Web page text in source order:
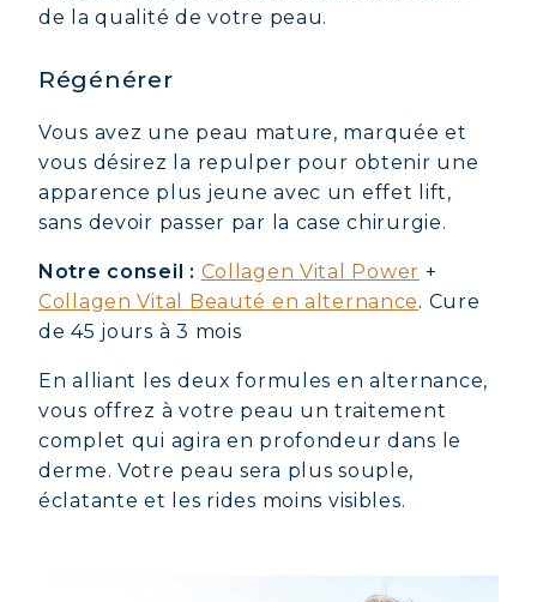
de la qualité de votre peau.
Régénérer
Vous avez une peau mature, marquée et
vous désirez la repulper pour obtenir une
apparence plus jeune avec un effet lift,
sans devoir passer par la case chirurgie.
Notre conseil : Collagen Vital Power +
Collagen Vital Beauté en alternance. Cure
de 45 jours à 3 mois
En alliant les deux formules en alternance,
vous offrez à votre peau un traitement
complet qui agira en profondeur dans le
derme. Votre peau sera plus souple,
éclatante et les rides moins visibles.